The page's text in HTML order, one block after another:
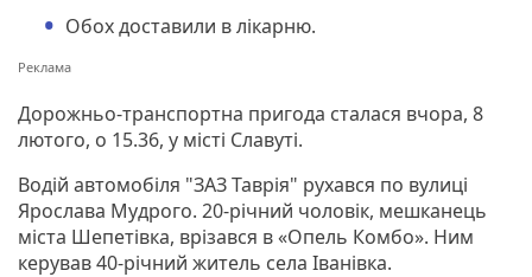
Обох доставили в лікарню.
Дорожньо-транспортна пригода сталася вчора, 8
лютого, о 15.36, у місті Славуті.
Водій автомобіля "ЗАЗ Таврія" рухався по вулиці
Ярослава Мудрого. 20-річний чоловік, мешканець
міста Шепетівка, врізався в «Опель Комбо». Ним
керував 40-річний житель села Іванівка.